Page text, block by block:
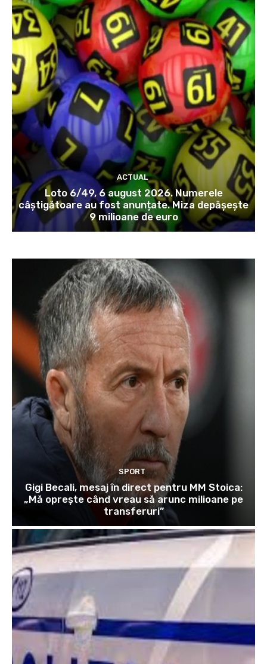
ACTUAL
Loto 6/49, 6 august 2026. Numerele
câștigătoare au fost anunțate. Miza depășește
9 milioane de euro
SPORT
Gigi Becali, mesaj în direct pentru MM Stoica:
„Mă oprește când vreau să arunc milioane pe
transferuri”